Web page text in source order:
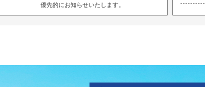
優先的にお知らせいたします。